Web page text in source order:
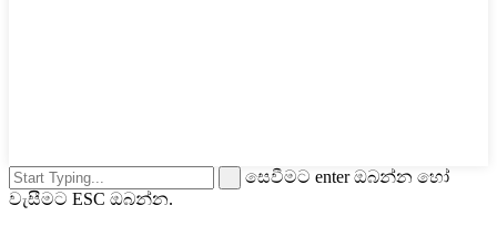
සෙවීමට enter ඔබන්න හෝ
වැසීමට ESC ඔබන්න.